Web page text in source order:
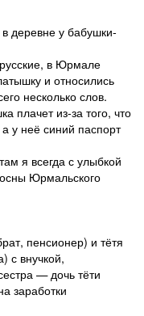
деревне у бабушки-
в Юрмале
и относились
несколько слов.
плачет из-за того, что
у неё синий паспорт
я всегда с улыбкой
Юрмальского
пенсионер) и тётя
с внучкой,
— дочь тёти
заработки